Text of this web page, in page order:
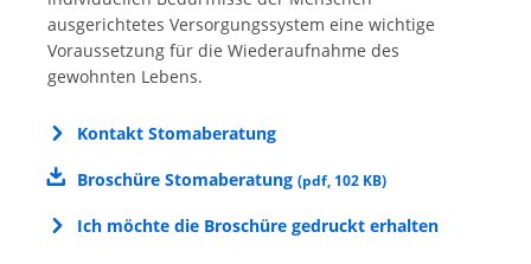
ausgerichtetes Versorgungssystem eine wichtige
Voraussetzung für die Wiederaufnahme des
gewohnten Lebens.
Kontakt Stomaberatung
Broschüre Stomaberatung (pdf, 102 KB)
Ich möchte die Broschüre gedruckt erhalten